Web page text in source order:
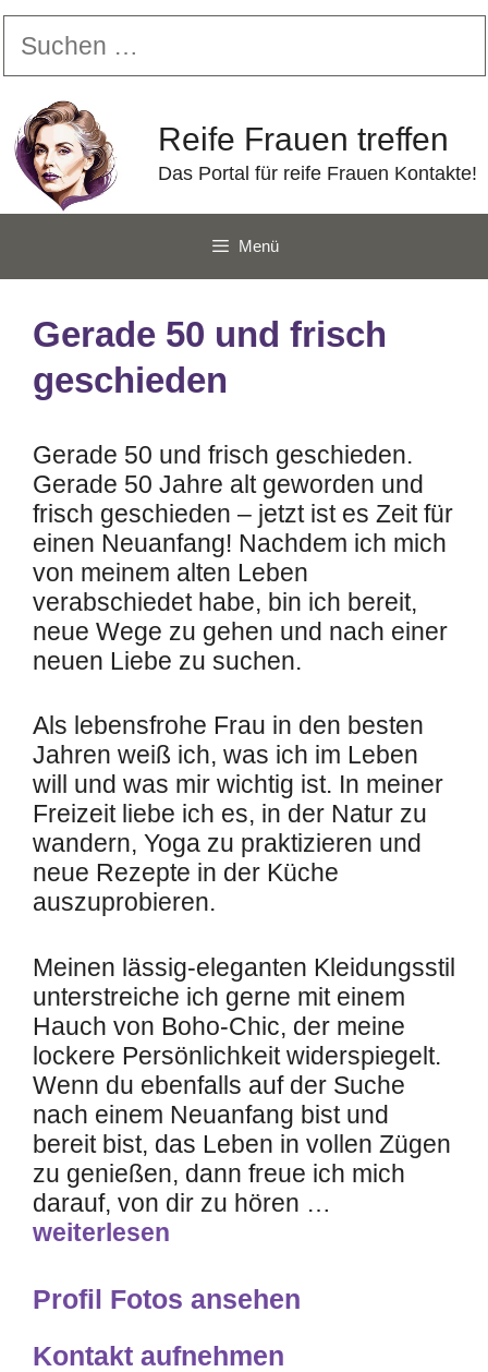
Zum
Inhalt
springen
nach:
Reife Frauen treffen
Das Portal für reife Frauen Kontakte!
Menü
Gerade 50 und frisch
geschieden
Gerade 50 und frisch geschieden.
Gerade 50 Jahre alt geworden und
frisch geschieden – jetzt ist es Zeit für
einen Neuanfang! Nachdem ich mich
von meinem alten Leben
verabschiedet habe, bin ich bereit,
neue Wege zu gehen und nach einer
neuen Liebe zu suchen.
Als lebensfrohe Frau in den besten
Jahren weiß ich, was ich im Leben
will und was mir wichtig ist. In meiner
Freizeit liebe ich es, in der Natur zu
wandern, Yoga zu praktizieren und
neue Rezepte in der Küche
auszuprobieren.
Meinen lässig-eleganten Kleidungsstil
unterstreiche ich gerne mit einem
Hauch von Boho-Chic, der meine
lockere Persönlichkeit widerspiegelt.
Wenn du ebenfalls auf der Suche
nach einem Neuanfang bist und
bereit bist, das Leben in vollen Zügen
zu genießen, dann freue ich mich
darauf, von dir zu hören …
weiterlesen
Profil Fotos ansehen
Kontakt aufnehmen